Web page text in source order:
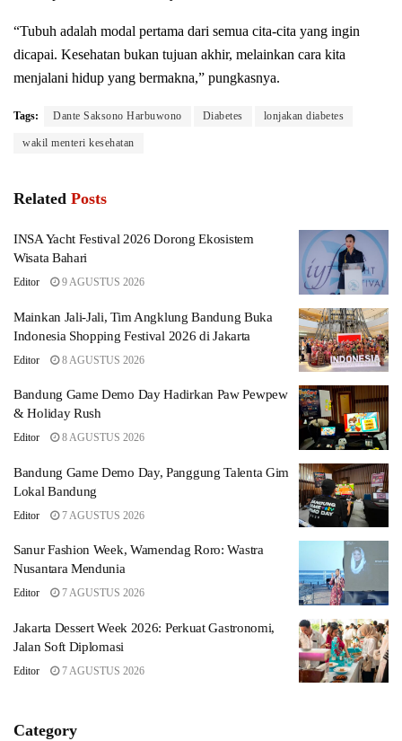
“Tubuh adalah modal pertama dari semua cita-cita yang ingin
dicapai. Kesehatan bukan tujuan akhir, melainkan cara kita
menjalani hidup yang bermakna,” pungkasnya.
Tags: Dante Saksono Harbuwono Diabetes lonjakan diabetes
wakil menteri kesehatan
Related Posts
INSA Yacht Festival 2026 Dorong Ekosistem
Wisata Bahari
Editor 9 AGUSTUS 2026
Mainkan Jali-Jali, Tim Angklung Bandung Buka
Indonesia Shopping Festival 2026 di Jakarta
Editor 8 AGUSTUS 2026
Bandung Game Demo Day Hadirkan Paw Pewpew
& Holiday Rush
Editor 8 AGUSTUS 2026
Bandung Game Demo Day, Panggung Talenta Gim
Lokal Bandung
Editor 7 AGUSTUS 2026
Sanur Fashion Week, Wamendag Roro: Wastra
Nusantara Mendunia
Editor 7 AGUSTUS 2026
Jakarta Dessert Week 2026: Perkuat Gastronomi,
Jalan Soft Diplomasi
Editor 7 AGUSTUS 2026
Category